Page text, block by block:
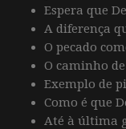
Espera que
A diferença
O pecado
O caminho
Exemplo de
Como é que
Até à última